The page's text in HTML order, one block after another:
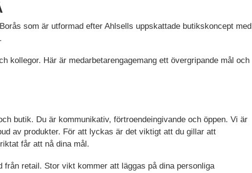
som är utformad efter Ahlsells uppskattade butikskoncept med
kollegor. Här är medarbetarengagemang ett övergripande mål och
butik. Du är kommunikativ, förtroendeingivande och öppen. Vi är
av produkter. För att lyckas är det viktigt att du gillar att
får att nå dina mål.
från retail. Stor vikt kommer att läggas på dina personliga